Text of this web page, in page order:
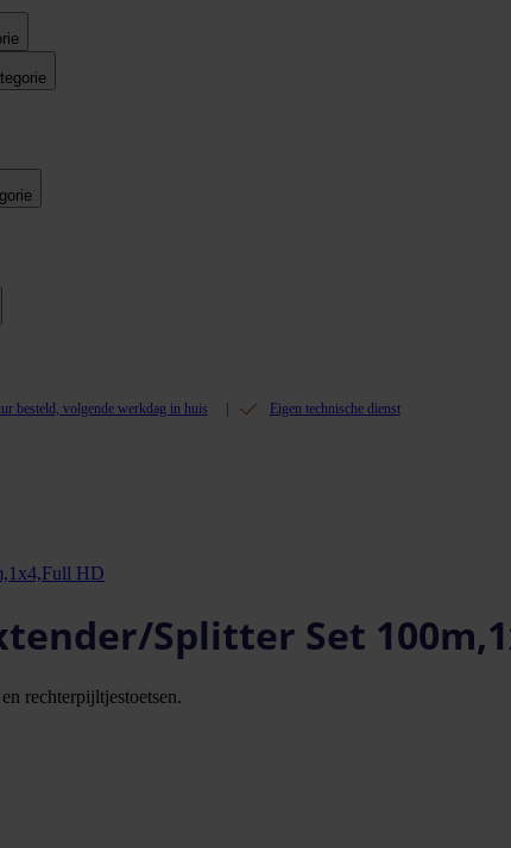
besteld, volgende werkdag in huis Eigen technische dienst
HD
Splitter Set
rechterpijltjestoetsen.